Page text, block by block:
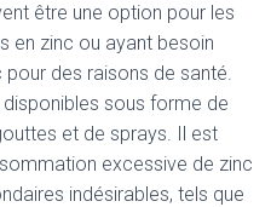
être une option pour les
en zinc ou ayant besoin
pour des raisons de santé.
sous forme de
et de sprays. Il est
excessive de zinc
indésirables, tels que